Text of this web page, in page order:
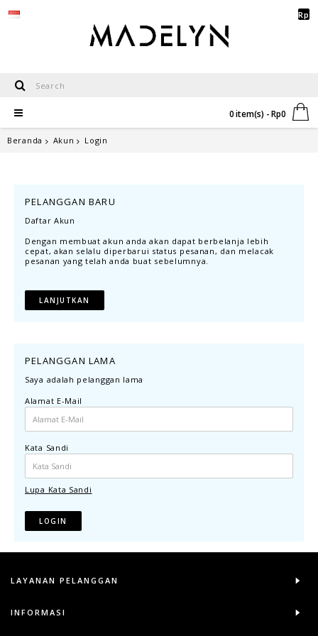
Rp
0 item(s) - Rp0
Beranda Akun Login
PELANGGAN BARU
Daftar Akun
Dengan membuat akun anda akan dapat berbelanja lebih
cepat, akan selalu diperbarui status pesanan, dan melacak
pesanan yang telah anda buat sebelumnya.
LANJUTKAN
PELANGGAN LAMA
Saya adalah pelanggan lama
Alamat E-Mail
Kata Sandi
Lupa Kata Sandi
LAYANAN PELANGGAN
INFORMASI